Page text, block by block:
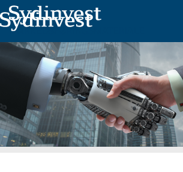
MARKEDSFØRINGSMATERIALE